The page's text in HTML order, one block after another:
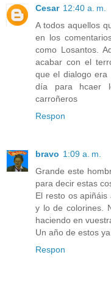
Cesar 12:40 a. m.
A todos aquellos
en los
como Losantos.
acabar con el
que el dialogo era
día para hcaer
carroñeros
Respon
bravo 1:09 a. m.
Grande este
para decir estas
El resto os
y lo de colorines.
haciendo en
Un año de estos
Respon